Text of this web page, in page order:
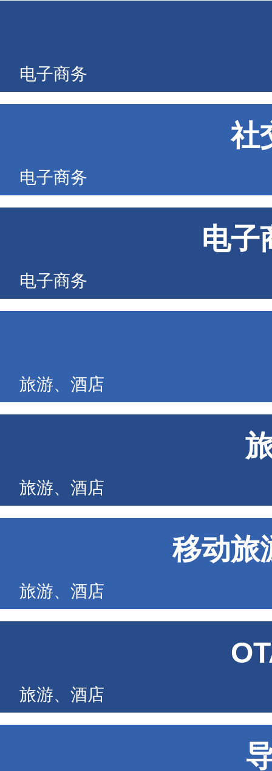
电子商务
社
电子商务
电子
电子商务
旅游、酒店
旅游、酒店
移动旅
旅游、酒店
旅游、酒店